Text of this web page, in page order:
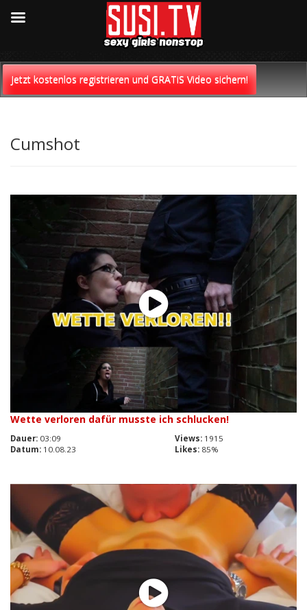
to
content
Jetzt kostenlos registrieren und GRATiS Video sichern!
Cumshot
Wette verloren dafür musste ich schlucken!
Dauer: 03:09 Views: 1915
Datum: 10.08.23 Likes: 85%